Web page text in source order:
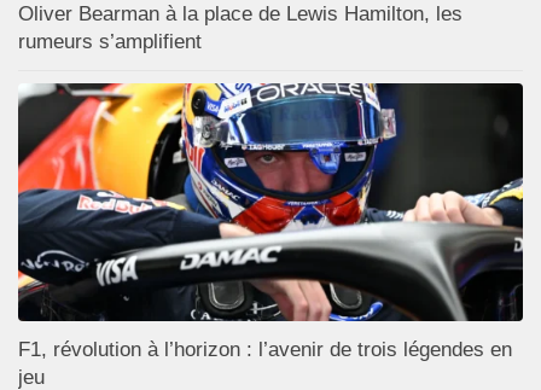
Oliver Bearman à la place de Lewis Hamilton, les
rumeurs s’amplifient
F1, révolution à l’horizon : l’avenir de trois légendes en
jeu